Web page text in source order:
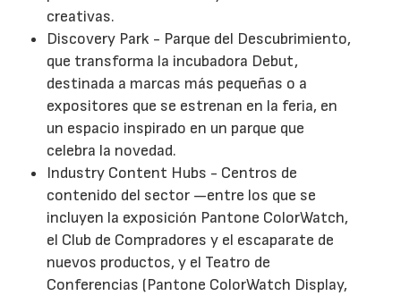
creativas.
Discovery Park - Parque del Descubrimiento,
que transforma la incubadora Debut,
destinada a marcas más pequeñas o a
expositores que se estrenan en la feria, en
un espacio inspirado en un parque que
celebra la novedad.
Industry Content Hubs - Centros de
contenido del sector —entre los que se
incluyen la exposición Pantone ColorWatch,
el Club de Compradores y el escaparate de
nuevos productos, y el Teatro de
Conferencias (Pantone ColorWatch Display,